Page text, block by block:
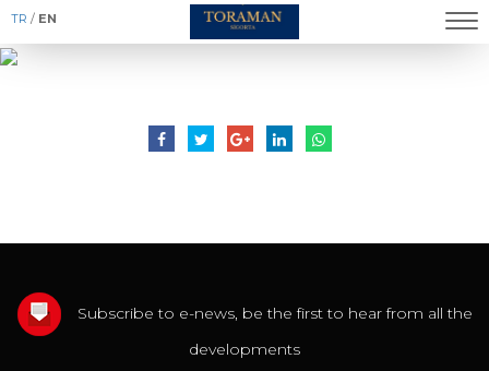
TR / EN
Subscribe to e-news, be the first to hear from all the
developments